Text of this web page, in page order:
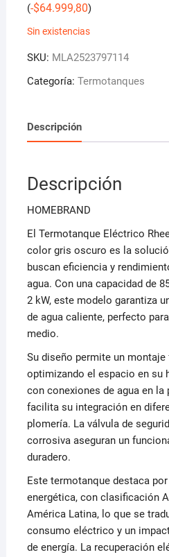
(-$64.999,80)
Sin existencias
SKU: MLA2523797114
Categoría: Termotanques
Descripción
Descripción
HOMEBRAND
El Termotanque Eléctrico
color gris oscuro es la
buscan eficiencia y
agua. Con una capacidad de
2 kW, este modelo garantiza
de agua caliente, perfecto
medio.
Su diseño permite un montaje
optimizando el espacio en su
con conexiones de agua en la
facilita su integración en
plomería. La válvula de
corrosiva aseguran un
duradero.
Este termotanque destaca
energética, con clasificación
América Latina, lo que se
consumo eléctrico y un
de energía. La recuperación